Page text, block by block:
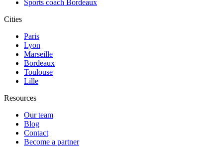
Sports coach Bordeaux
Cities
Paris
Lyon
Marseille
Bordeaux
Toulouse
Lille
Resources
Our team
Blog
Contact
Become a partner